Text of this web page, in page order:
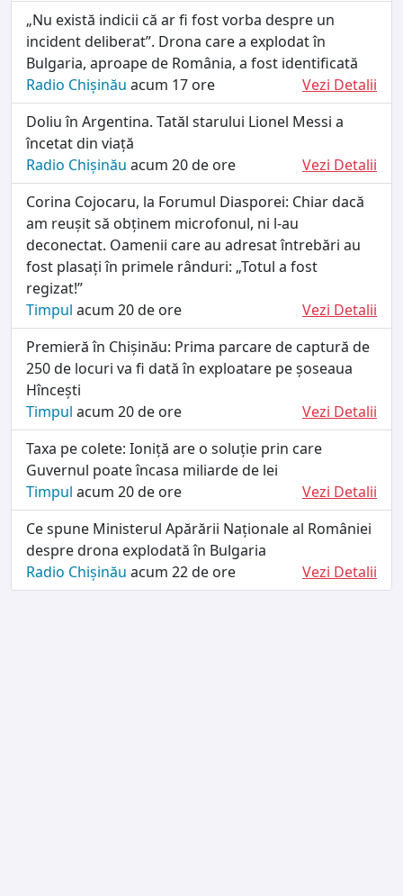
„Nu există indicii că ar fi fost vorba despre un
incident deliberat”. Drona care a explodat în
Bulgaria, aproape de România, a fost identificată
Radio Chișinău acum 17 ore
Vezi Detalii
Doliu în Argentina. Tatăl starului Lionel Messi a
încetat din viață
Radio Chișinău acum 20 de ore
Vezi Detalii
Corina Cojocaru, la Forumul Diasporei: Chiar dacă
am reușit să obținem microfonul, ni l-au
deconectat. Oamenii care au adresat întrebări au
fost plasați în primele rânduri: „Totul a fost
regizat!”
Timpul acum 20 de ore
Vezi Detalii
Premieră în Chișinău: Prima parcare de captură de
250 de locuri va fi dată în exploatare pe șoseaua
Hîncești
Timpul acum 20 de ore
Vezi Detalii
Taxa pe colete: Ioniță are o soluție prin care
Guvernul poate încasa miliarde de lei
Timpul acum 20 de ore
Vezi Detalii
Ce spune Ministerul Apărării Naționale al României
despre drona explodată în Bulgaria
Radio Chișinău acum 22 de ore Vezi Detalii